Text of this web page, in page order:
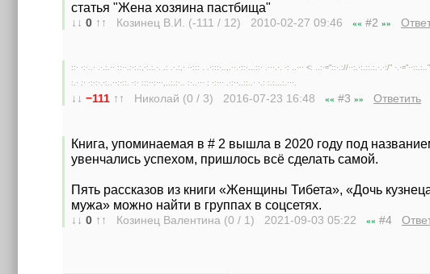
статья "Жена хозяина пастбища"
↓↓ 0 ↑↑ Козинец В.И. (-111 / 12) 2010-02-27 09:46 «« #2 »»
::· ·:·..· .·.:.·· ::··.:·:.:,·:.:.·. .: .·.:,· ··::: . .·:::·..,.··.·::·...::· .···.·. ·: ..··· <: ..:·="::·.://··:.·:.::.:.·.·:/"
:.· :· ·:·:·.·:..··:·::. ·:· :::··:···,..:.:·.. :·..··· : ·:··· .·:··..::..· ·.: :.:...:.···.
↓↓ −111 ↑↑ Николай (0 / 3) 2016-07-23 16:48 «« #3 »» Ответить
Книга, упоминаемая в # 2 вышла в 2020 году под
увенчались успехом, пришлось всё сделать самой.
Пять рассказов из книги «Женщины Тибета», «Дочь
мужа» можно найти в группах в соцсетях.
↓↓ 0 ↑↑ Козинец Валентина (0 / 1) 2021-09-03 05:22 «« #4